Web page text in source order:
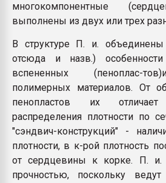
многокомпонентные
выполнены из двух или трех
В структуре П. и. объединены
отсюда и назв.)
вспененных (пеноплас-
полимерных материалов. От
пенопластов их отличает
распределения плотности по
"сэндвич-конструкций" -
плотности, в к-рой плотность
от сердцевины к корке. П. и.
прочностью, поскольку